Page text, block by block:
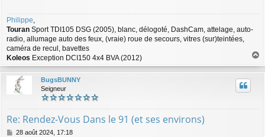
e
Philippe,
Touran Sport TDI105 DSG (2005), blanc, délogoté, DashCam, attelage, auto-
radio, allumage auto des feux, (vraie) roue de secours, vitres (sur)teintées,
caméra de recul, bavettes
Koleos Exception DCI150 4x4 BVA (2012)
a
u
BugsBUNNY
Seigneur
Re: Rendez-Vous Dans le 91 (et ses environs)
M
28 août 2024, 17:18